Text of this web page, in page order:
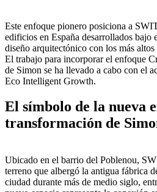
Este enfoque pionero posiciona a
edificios en España desarrollados bajo
diseño arquitectónico con los más
El trabajo para incorporar el enfoque
de Simon se ha llevado a cabo con el
Eco Intelligent Growth.
El símbolo de la nueva
transformación de
Ubicado en el barrio del Poblenou,
terreno que albergó la antigua fábrica
ciudad durante más de medio siglo,